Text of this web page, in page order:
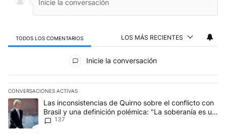
TODOS LOS COMENTARIOS LOS MÁS RECIENTES
Inicie la conversación
CONVERSACIONES ACTIVAS
Este listado muestra los artículos con más comentarios en los
Un artículo de tendencia con el título "Las inconsistencias de
Las inconsistencias de Quirno sobre el conflicto con
Brasil y una definición polémica: "La soberanía es un
concepto antiguo"
137